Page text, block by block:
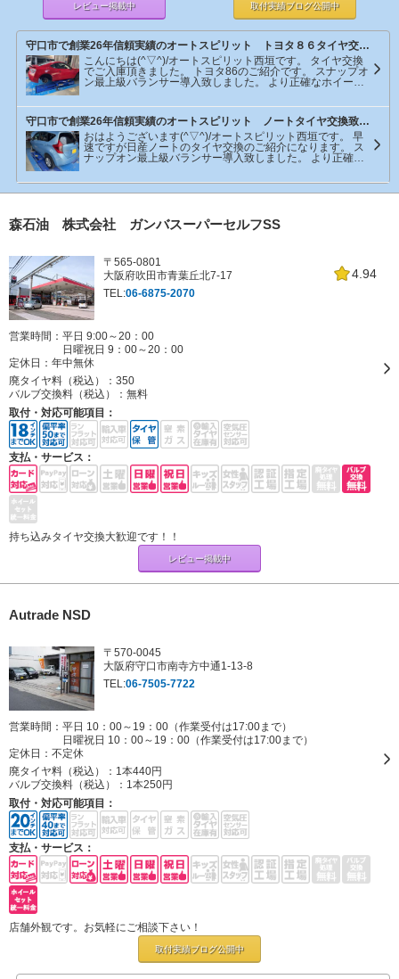
レビュー掲載中 取付実績ブログ公開中
守口市で創業26年信頼実績のオートスピリット トヨタ８６タイヤ交換致しました。
こんにちは(^▽^)/オートスピリット西垣です。 タイヤ交換
でご入庫頂きました。 トヨタ86のご紹介です。 スナップオ
ン最上級バランサー導入致しました。 より正確なホイール
守口市で創業26年信頼実績のオートスピリット ノートタイヤ交換致しました。
おはようございます(^▽^)/オートスピリット西垣です。 早
速ですが日産ノートのタイヤ交換のご紹介になります。 ス
ナップオン最上級バランサー導入致しました。 より正確な
うございます。 またのご利用をお待ちしております。
森石油 株式会社 ガンバスーパーセルフSS
4.94
〒565-0801
大阪府吹田市青葉丘北7-17
TEL:06-6875-2070
営業時間：平日 9:00～20：00
日曜祝日 9：00～20：00
定休日： 年中無休
廃タイヤ料（税込）： 350
バルブ交換料（税込）： 無料
取付・対応可能項目：
支払・サービス：
持ち込みタイヤ交換大歓迎です！！
レビュー掲載中
Autrade NSD
〒570-0045
大阪府守口市南寺方中通1-13-8
TEL:06-7505-7722
営業時間：平日 10：00～19：00（作業受付は17:00まで）
日曜祝日 10：00～19：00（作業受付は17:00まで）
定休日： 不定休
廃タイヤ料（税込）： 1本440円
バルブ交換料（税込）： 1本250円
取付・対応可能項目：
支払・サービス：
店舗外観です。お気軽にご相談下さい！
取付実績ブログ公開中